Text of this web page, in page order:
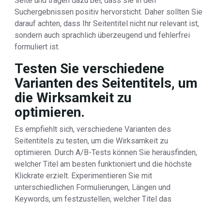
Suchergebnissen positiv hervorsticht. Daher sollten Sie
darauf achten, dass Ihr Seitentitel nicht nur relevant ist,
sondern auch sprachlich überzeugend und fehlerfrei
formuliert ist.
Testen Sie verschiedene
Varianten des Seitentitels, um
die Wirksamkeit zu
optimieren.
Es empfiehlt sich, verschiedene Varianten des
Seitentitels zu testen, um die Wirksamkeit zu
optimieren. Durch A/B-Tests können Sie herausfinden,
welcher Titel am besten funktioniert und die höchste
Klickrate erzielt. Experimentieren Sie mit
unterschiedlichen Formulierungen, Längen und
Keywords, um festzustellen, welcher Titel das